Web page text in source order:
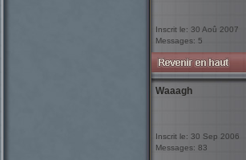
Inscrit le: 30 Aoû 2007
Messages: 5
Waaagh
Inscrit le: 30 Sep 2006
Messages: 83